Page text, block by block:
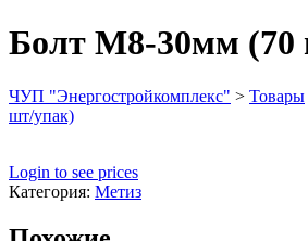
Болт М8-30мм (70
ЧУП "Энергостройкомплекс" > Товары
шт/упак)
Login to see prices
Категория: Метиз